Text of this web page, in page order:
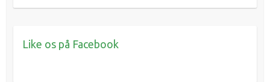
Like os på Facebook